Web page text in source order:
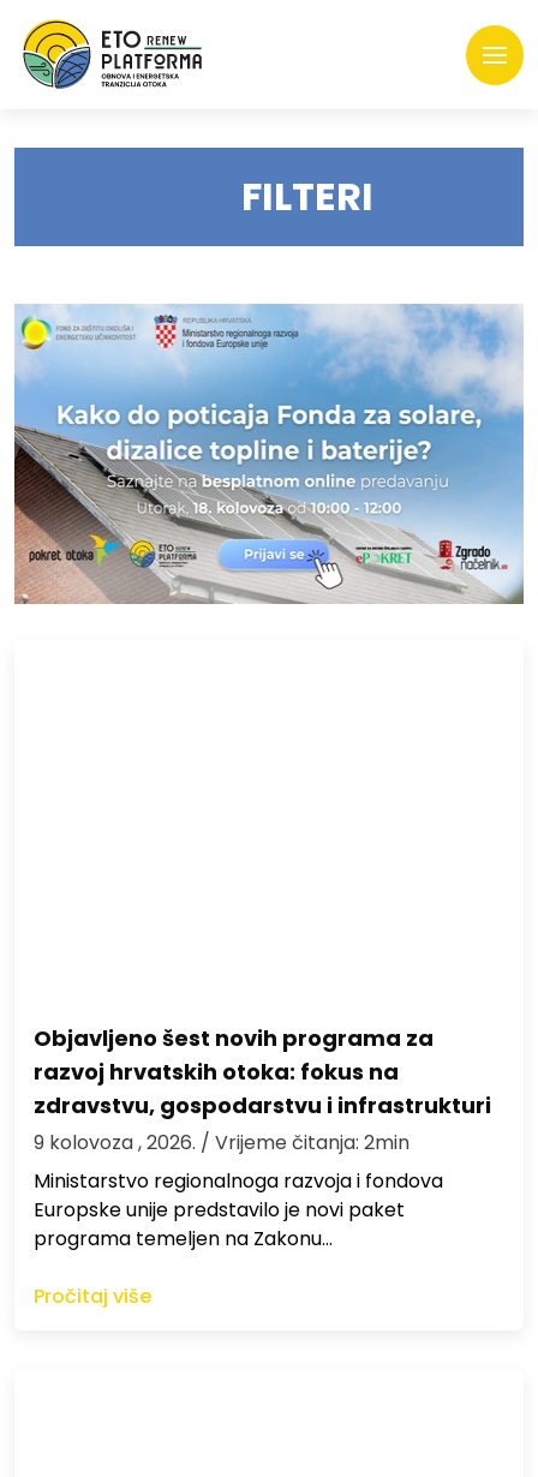
FILTERI
Objavljeno šest novih programa za
razvoj hrvatskih otoka: fokus na
zdravstvu, gospodarstvu i infrastrukturi
9 kolovoza , 2026. / Vrijeme čitanja: 2min
Ministarstvo regionalnoga razvoja i fondova
Europske unije predstavilo je novi paket
programa temeljen na Zakonu…
Pročitaj više